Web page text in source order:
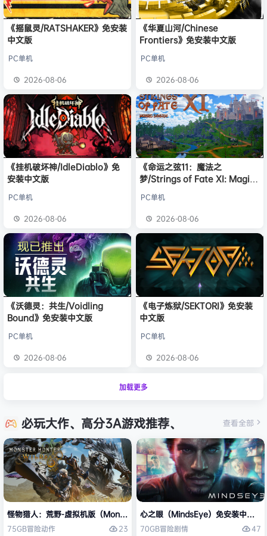
《摇鼠灵/RATSHAKER》免安装
中文版
PC单机
2026-08-06
《华夏山河/Chinese
Frontiers》免安装中文版
PC单机
2026-08-06
《挂机破坏神/IdleDiablo》免
安装中文版
PC单机
2026-08-06
《命运之弦11：魔法之
梦/Strings of Fate XI: Magic
PC单机
2026-08-06
《沃德灵：共生/Voidling
Bound》免安装中文版
PC单机
2026-08-06
《电子炼狱/SEKTORI》免安装
中文版
PC单机
2026-08-06
加载更多
必玩大作、高分3A游戏推荐、 查看全部
怪物猎人：荒野-虚拟机版（Monster Hunter Wilds HYPERVISOR）免安
75GB冒险动作
23
心之眼（MindsEye）免安装中文版
70GB冒险剧情
47